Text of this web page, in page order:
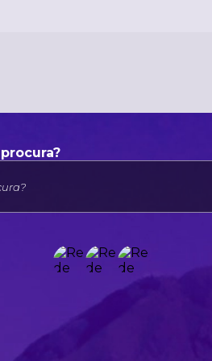
O que voce procura?